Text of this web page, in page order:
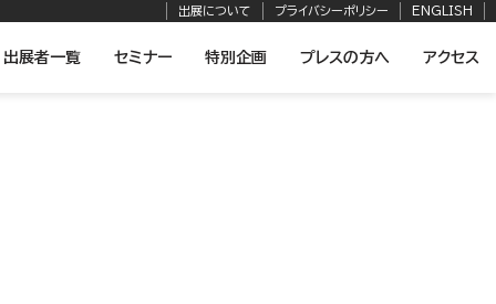
出展について プライバシーポリシー ENGLISH
出展者一覧 セミナー 特別企画 プレスの方へ アクセス